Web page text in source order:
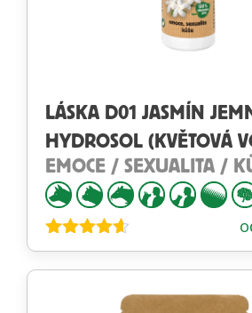
LÁSKA D01 JASMÍN
HYDROSOL (KVĚTOVÁ
EMOCE / SEXUALITA /
Hodnocení